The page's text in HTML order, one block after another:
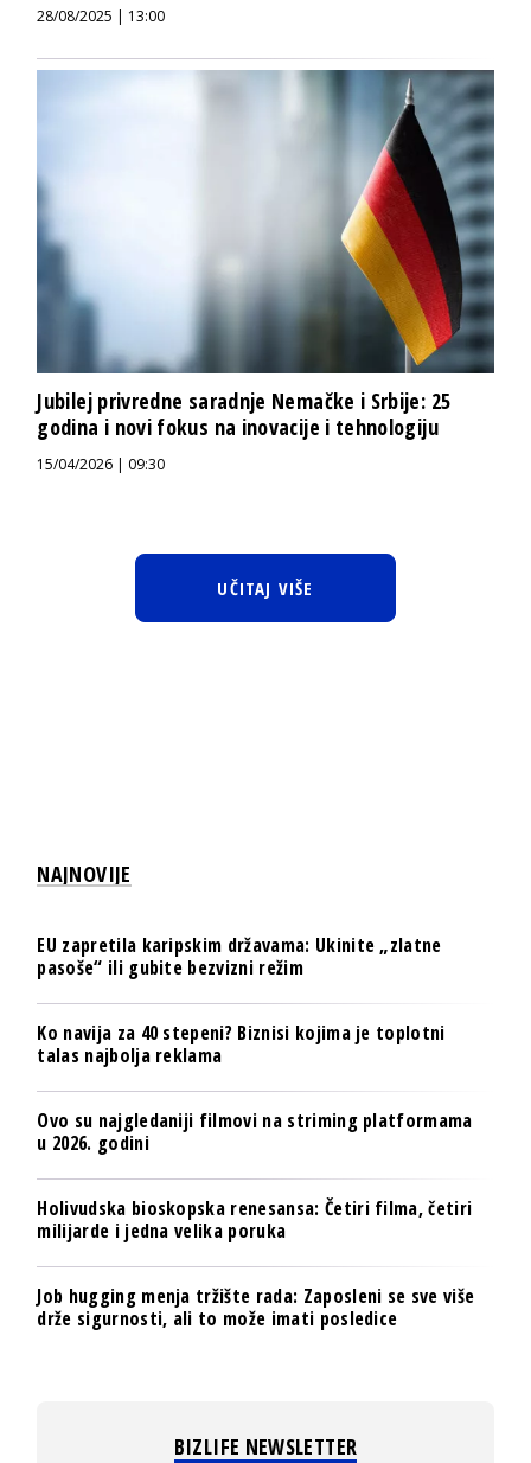
28/08/2025 | 13:00
Jubilej privredne saradnje Nemačke i Srbije: 25
godina i novi fokus na inovacije i tehnologiju
15/04/2026 | 09:30
UČITAJ VIŠE
NAJNOVIJE
EU zapretila karipskim državama: Ukinite „zlatne
pasoše“ ili gubite bezvizni režim
Ko navija za 40 stepeni? Biznisi kojima je toplotni
talas najbolja reklama
Ovo su najgledaniji filmovi na striming platformama
u 2026. godini
Holivudska bioskopska renesansa: Četiri filma, četiri
milijarde i jedna velika poruka
Job hugging menja tržište rada: Zaposleni se sve više
drže sigurnosti, ali to može imati posledice
BIZLIFE NEWSLETTER